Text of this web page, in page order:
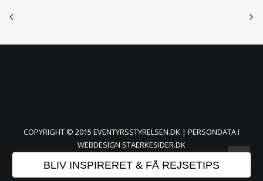
COPYRIGHT © 2015 EVENTYRSSTYRELSEN.DK | PERSONDATAI
WEBDESIGN STAERKESIDER.DK
BLIV INSPIRERET & FÅ REJSETIPS